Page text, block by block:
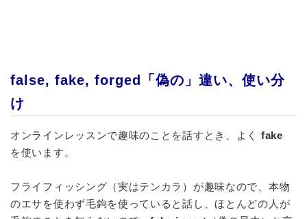
false, fake, forged「偽の」違い、使い分
け
オンラインレッスンで趣味のことを話すとき、よく fake
を使います。
フライフィッシング（実はテンカラ）が趣味なので、本物
のエサを使わず毛鉤を使っていると話し、ほとんどの人が